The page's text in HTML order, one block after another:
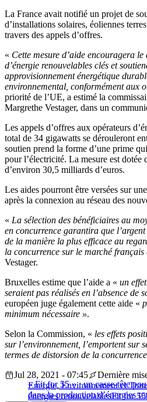
La France avait notifié un projet de
d’installations solaires, éoliennes
travers des appels d’offres.
« Cette mesure d’aide encouragera le
d’énergie renouvelables clés et
approvisionnement énergétique
environnemental, conformément aux
priorité de l’UE, a estimé la
Margrethe Vestager, dans un
Les appels d’offres aux opérateurs
total de 34 gigawatts se dérouleront
soutien prend la forme d’une prime
pour l’électricité. La mesure est dotée
d’environ 30,5 milliards d’euros.
Les aides pourront être versées sur
après la connexion au réseau des
« La sélection des bénéficiaires au
en concurrence garantira que
de la manière la plus efficace au
la concurrence sur le marché français
Vestager.
Bruxelles estime que l’aide a « un
seraient pas réalisés en l’absence de
européen juge également cette aide «
minimum nécessaire ».
Selon la Commission, « les effets
sur l’environnement, l’emportent sur
termes de distorsion de la
« Fit for 55 » : un casse-tête
dans la production d’énergies
Jul 28, 2021 - 07:45
Dernière
Energie, Environnement et
énergies renouvelablesFit for 55